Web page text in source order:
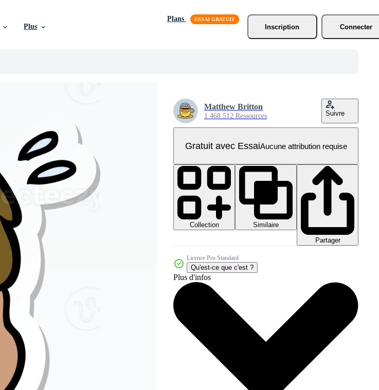
Plus
Plans
Inscription
Connecter
Matthew Britton
1 468 512 Ressources Suivre
Gratuit avec EssaiAucune attribution requise
Collection
Similaire
Partager
Licence Pro Standard
Qu'est-ce que c'est ?
Plus d'infos